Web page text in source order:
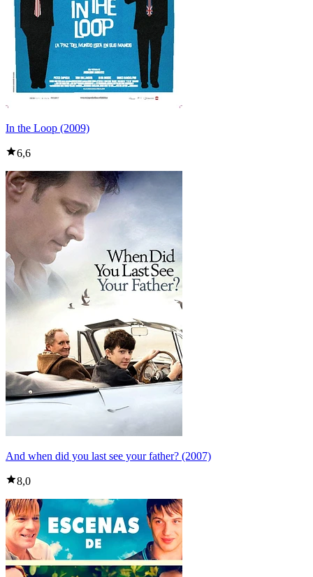
In the Loop (2009)
6,6
And when did you last see your father? (2007)
8,0